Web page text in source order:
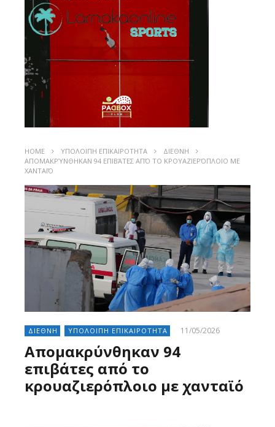
HOME ΥΠΟΛΟΙΠΗ ΕΠΙΚΑΙΡΟΤΗΤΑ
ΔΙΕΘΝΗ
ΑΠΟΜΑΚΡΎΝΘΗΚΑΝ 94 ΕΠΙΒΆΤΕΣ ΑΠΌ ΤΟ ΚΡΟΥΑΖΙΕΡΌΠΛΟΙΟ ΜΕ
ΧΑΝΤΑΪΌ
ΔΙΕΘΝΗ ΥΠΟΛΟΙΠΗ ΕΠΙΚΑΙΡΟΤΗΤΑ 11/05/2026
Απομακρύνθηκαν 94
επιβάτες από το
κρουαζιερόπλοιο με χανταϊό